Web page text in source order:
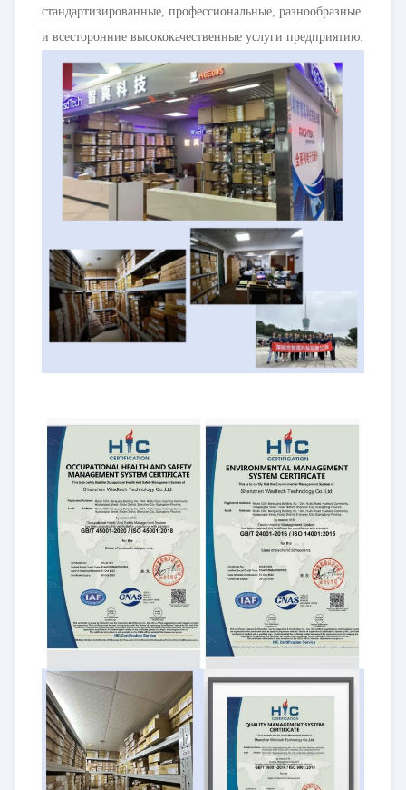
стандартизированные, профессиональные, разнообразные
и всесторонние высококачественные услуги предприятию.